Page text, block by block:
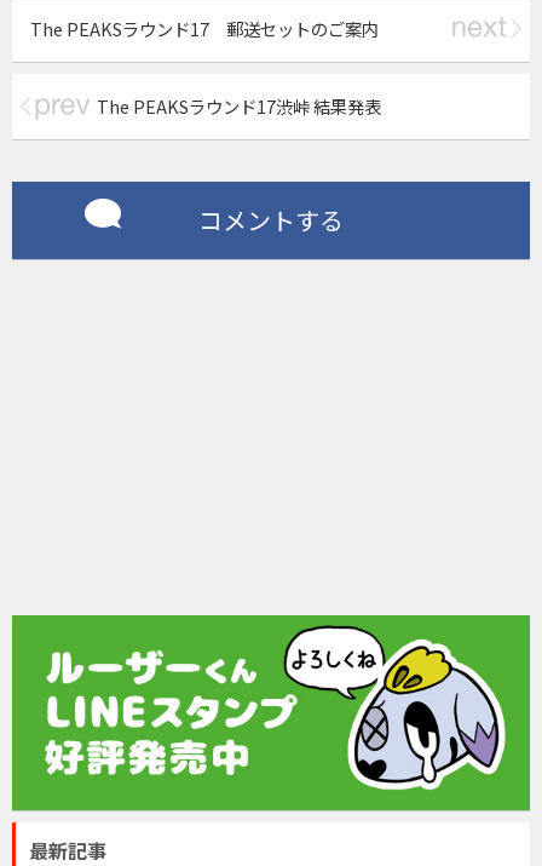
The PEAKSラウンド17 郵送セットのご案内
The PEAKSラウンド17渋峠 結果発表
コメントする
最新記事